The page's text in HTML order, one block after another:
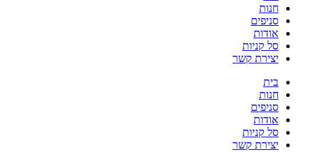
חנות
סניפים
אודות
סל קניות
יצירת קשר
בית
חנות
סניפים
אודות
סל קניות
יצירת קשר